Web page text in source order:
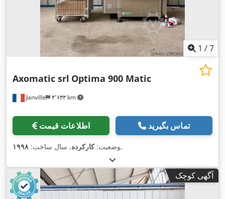
1 /7
Janville ۴٬۶۳۳ km
Axomatic srl Optima 900 Matic
اطلاعات قیمت تماس بگیرید
وضعیت:کارکرده, سال ساخت: ۱۹۹۸ ,
آگهی کوچک